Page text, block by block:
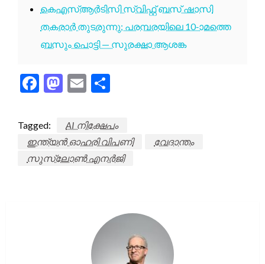
കെഎസ്ആർടിസി സ്വിഫ്റ്റ് ബസ് ഷാസി
തകരാർ തുടരുന്നു; പരമ്പരയിലെ 10-ാമത്തെ
ബസും പൊട്ടി — സുരക്ഷാ ആശങ്ക
Facebook
Mastodon
Email
Tagged:
AI നിക്ഷേപം
ഇന്ത്യൻ ഓഹരി വിപണി
വേദാന്തം
സുസ്ലോൺ എനർജി